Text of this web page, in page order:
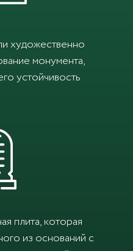
художественно
монумента,
устойчивость
плита, которая
из оснований с